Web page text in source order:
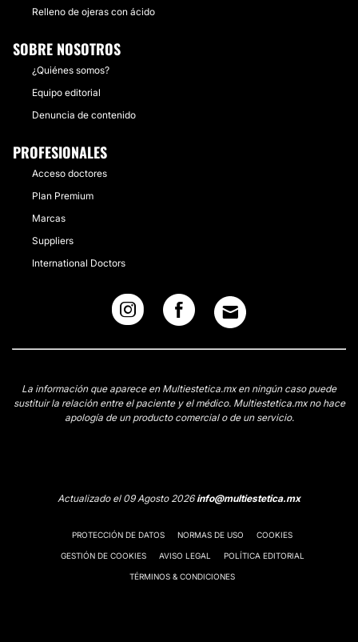
Relleno de ojeras con ácido
SOBRE NOSOTROS
¿Quiénes somos?
Equipo editorial
Denuncia de contenido
PROFESIONALES
Acceso doctores
Plan Premium
Marcas
Suppliers
International Doctors
La información que aparece en Multiestetica.mx en ningún caso puede
sustituir la relación entre el paciente y el médico. Multiestetica.mx no hace
apología de un producto comercial o de un servicio.
Actualizado el 09 Agosto 2026info@multiestetica.mx
PROTECCIÓN DE DATOS NORMAS DE USO COOKIES
GESTIÓN DE COOKIES AVISO LEGAL POLÍTICA EDITORIAL
TÉRMINOS & CONDICIONES